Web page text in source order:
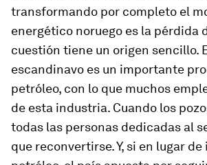
transformando por completo el
energético noruego es la pérdida
cuestión tiene un origen sencillo.
escandinavo es un importante
petróleo, con lo que muchos
de esta industria. Cuando los
todas las personas dedicadas al
que reconvertirse. Y, si en lugar